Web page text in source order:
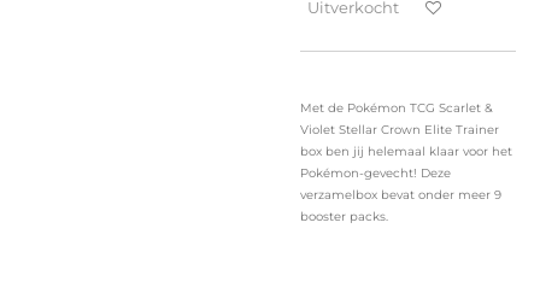
Uitverkocht
Met de Pokémon TCG Scarlet &
Violet Stellar Crown Elite Trainer
box ben jij helemaal klaar voor het
Pokémon-gevecht! Deze
verzamelbox bevat onder meer 9
booster packs.